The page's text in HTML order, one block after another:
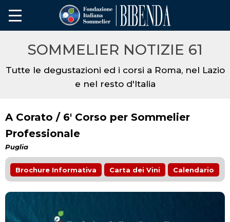
SOMMELIER NOTIZIE 61
Tutte le degustazioni ed i corsi a Roma, nel Lazio
e nel resto d'Italia
A Corato / 6' Corso per Sommelier
Professionale
Puglia
Brochure Informativa Carta dei Vini Calendario